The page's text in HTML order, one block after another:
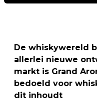
De whiskywereld
allerlei nieuwe
markt is Grand
bedoeld voor
dit inhoudt